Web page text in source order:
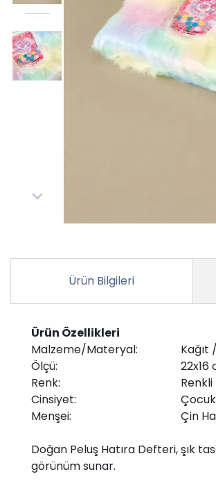
Ürün Bilgileri
Ürün Özellikleri
Malzeme/Materyal:
Kağıt
Ölçü:
22x16
Renk:
Renkli
Cinsiyet:
Çocuk
Menşei:
Çin
Doğan Peluş Hatıra Defteri, şık
görünüm sunar.